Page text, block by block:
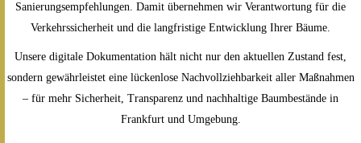
Sanierungsempfehlungen. Damit übernehmen wir Verantwortung für die
Verkehrssicherheit und die langfristige Entwicklung Ihrer Bäume.
Unsere digitale Dokumentation hält nicht nur den aktuellen Zustand fest,
sondern gewährleistet eine lückenlose Nachvollziehbarkeit aller Maßnahmen
– für mehr Sicherheit, Transparenz und nachhaltige Baumbestände in
Frankfurt und Umgebung.